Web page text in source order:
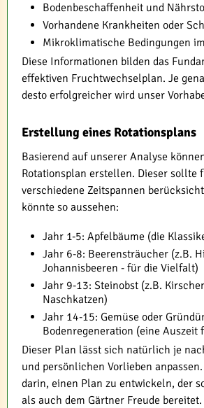
Bodenbeschaffenheit und
Vorhandene Krankheiten oder
Mikroklimatische Bedingungen
Diese Informationen bilden das
effektiven Fruchtwechselplan. Je
desto erfolgreicher wird unser
Erstellung eines Rotationsplans
Basierend auf unserer Analyse
Rotationsplan erstellen. Dieser sollte
verschiedene Zeitspannen
könnte so aussehen:
Jahr 1-5: Apfelbäume (die
Jahr 6-8: Beerensträucher (z.B.
Johannisbeeren - für die Vielfalt)
Jahr 9-13: Steinobst (z.B.
Naschkatzen)
Jahr 14-15: Gemüse oder
Bodenregeneration (eine Auszeit
Dieser Plan lässt sich natürlich je
und persönlichen Vorlieben
darin, einen Plan zu entwickeln, der
als auch dem Gärtner Freude bereitet.